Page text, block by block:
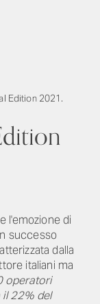
Edition 2021.
l'emozione di
successo
dalla
italiani ma
operatori
22% del